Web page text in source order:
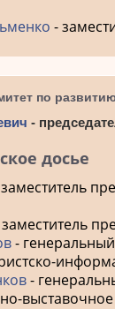
-
по
-
досье
-
-